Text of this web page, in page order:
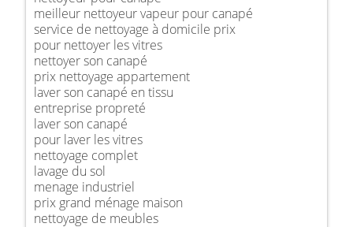
meilleur nettoyeur vapeur pour canapé
service de nettoyage à domicile prix
pour nettoyer les vitres
nettoyer son canapé
prix nettoyage appartement
laver son canapé en tissu
entreprise propreté
laver son canapé
pour laver les vitres
nettoyage complet
lavage du sol
menage industriel
prix grand ménage maison
nettoyage de meubles